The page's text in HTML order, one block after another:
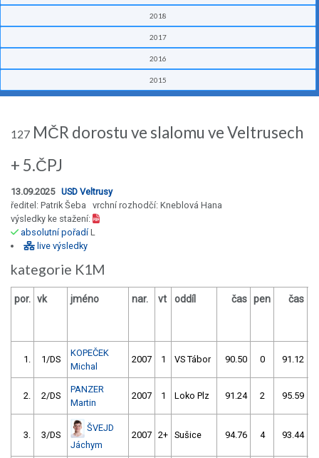
2018
2017
2016
2015
127 MČR dorostu ve slalomu ve Veltrusech
+ 5.ČPJ
13.09.2025 USD Veltrusy
ředitel: Patrik Šeba vrchní rozhodčí: Kneblová Hana
výsledky ke stažení:
absolutní pořadíL
live výsledky
kategorie K1M
por. vk jméno nar. vt oddíl čas pen čas
1. 1/DS
KOPEČEK
Michal
2007 1 VS Tábor 90.50 0 91.12
2. 2/DS
PANZER
Martin
2007 1 Loko Plz 91.24 2 95.59
3. 3/DS
ŠVEJD
Jáchym
2007 2+ Sušice 94.76 4 93.44